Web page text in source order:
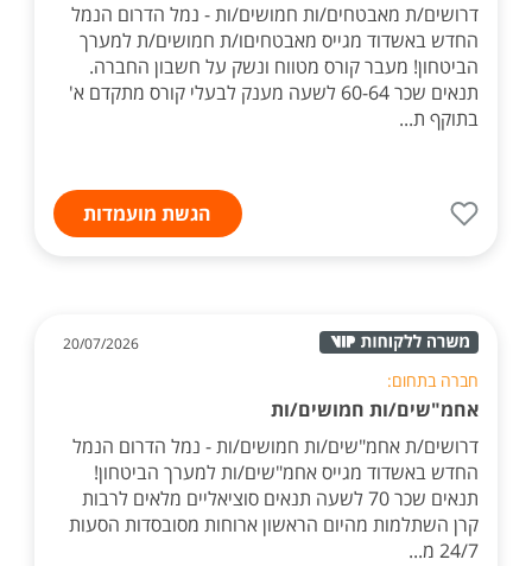
דרושים/ת מאבטחים/ות חמושים/ות - נמל הדרום הנמל
החדש באשדוד מגייס מאבטחיםו/ת חמושים/ת למערך
הביטחון! מעבר קורס מטווח ונשק על חשבון החברה.
תנאים שכר 60-64 לשעה מענק לבעלי קורס מתקדם א'
בתוקף ת...
הגשת מועמדות
20/07/2026
חברה בתחום:
אחמ"שים/ות חמושים/ות
דרושים/ת אחמ"שים/ות חמושים/ות - נמל הדרום הנמל
החדש באשדוד מגייס אחמ"שים/ות למערך הביטחון!
תנאים שכר 70 לשעה תנאים סוציאליים מלאים לרבות
קרן השתלמות מהיום הראשון ארוחות מסובסדות הסעות
24/7 מ...